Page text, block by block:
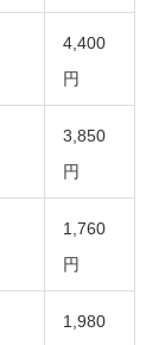
4,400
円
3,850
円
1,760
円
1,980